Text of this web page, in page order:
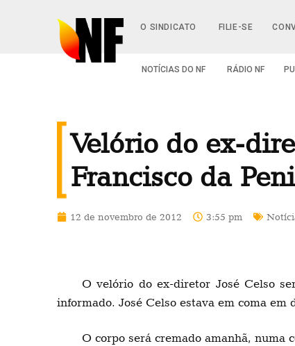
O SINDICATO FILIE-SE
NOTÍCIAS DO NF RÁDIO NF
Velório do ex-
Francisco da
12 de novembro de 2012 3:55 pm
O velório do ex-diretor José Celso
informado. José Celso estava em coma
O corpo será cremado amanhã, numa